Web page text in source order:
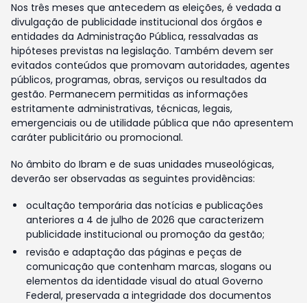
Nos três meses que antecedem as eleições, é vedada a
divulgação de publicidade institucional dos órgãos e
entidades da Administração Pública, ressalvadas as
hipóteses previstas na legislação. Também devem ser
evitados conteúdos que promovam autoridades, agentes
públicos, programas, obras, serviços ou resultados da
gestão. Permanecem permitidas as informações
estritamente administrativas, técnicas, legais,
emergenciais ou de utilidade pública que não apresentem
caráter publicitário ou promocional.
No âmbito do Ibram e de suas unidades museológicas,
deverão ser observadas as seguintes providências:
ocultação temporária das notícias e publicações
anteriores a 4 de julho de 2026 que caracterizem
publicidade institucional ou promoção da gestão;
revisão e adaptação das páginas e peças de
comunicação que contenham marcas, slogans ou
elementos da identidade visual do atual Governo
Federal, preservada a integridade dos documentos